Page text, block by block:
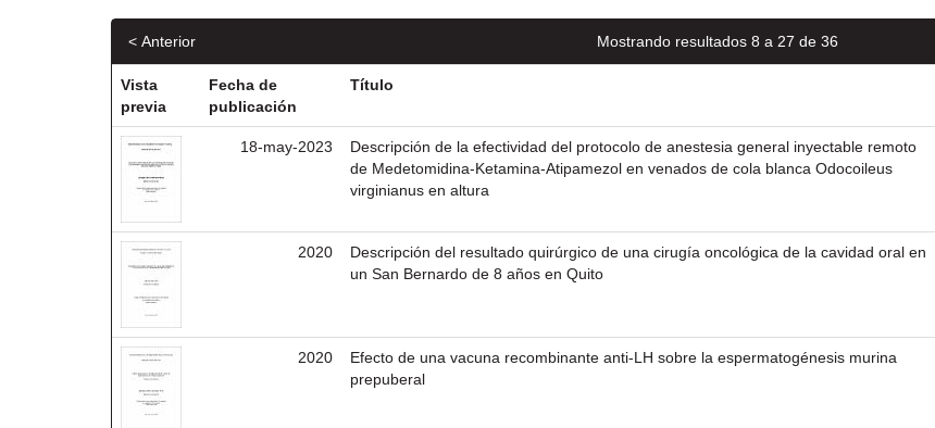
Mostrando resultados 8 a 27 de 36
< Anterior
Vista
previa
Fecha de
publicación
Título
18-may-2023
Descripción de la efectividad del protocolo de anestesia general inyectable remoto
de Medetomidina-Ketamina-Atipamezol en venados de cola blanca Odocoileus
virginianus en altura
2020
Descripción del resultado quirúrgico de una cirugía oncológica de la cavidad oral en
un San Bernardo de 8 años en Quito
2020
Efecto de una vacuna recombinante anti-LH sobre la espermatogénesis murina
prepuberal